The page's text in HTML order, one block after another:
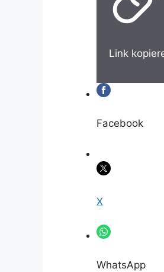
Link
Facebook
X
WhatsApp